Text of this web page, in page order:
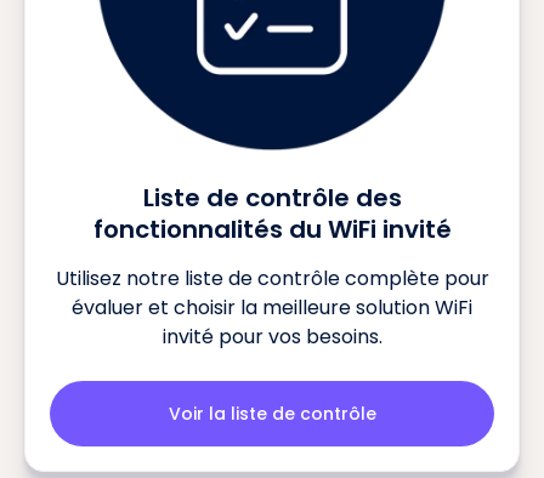
Liste de contrôle des
fonctionnalités du WiFi invité
Utilisez notre liste de contrôle complète pour
évaluer et choisir la meilleure solution WiFi
invité pour vos besoins.
Voir la liste de contrôle